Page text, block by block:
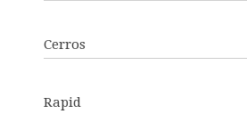
Cerros
Rapid